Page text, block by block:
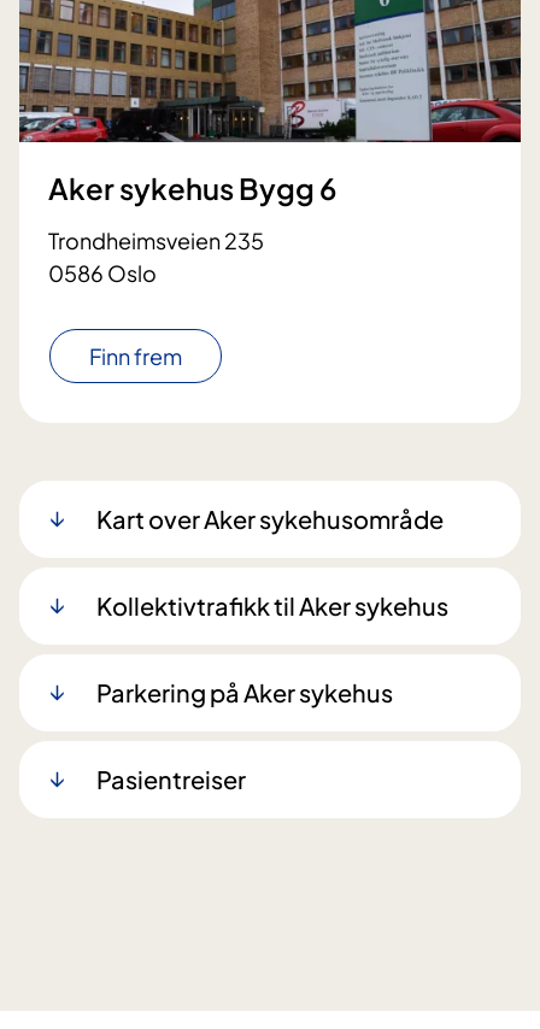
Aker sykehus Bygg 6
Trondheimsveien 235
0586 Oslo
Finn frem
Kart over Aker sykehusområde
Kollektivtrafikk til Aker sykehus
Parkering på Aker sykehus
Pasientreiser